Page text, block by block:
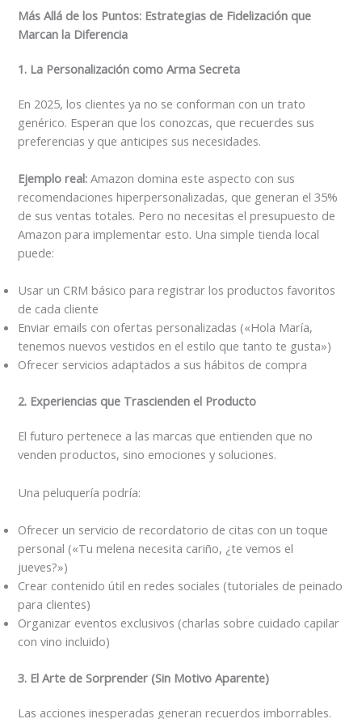
Más Allá de los Puntos: Estrategias de Fidelización que
Marcan la Diferencia
1. La Personalización como Arma Secreta
En 2025, los clientes ya no se conforman con un trato
genérico. Esperan que los conozcas, que recuerdes sus
preferencias y que anticipes sus necesidades.
Ejemplo real: Amazon domina este aspecto con sus
recomendaciones hiperpersonalizadas, que generan el 35%
de sus ventas totales. Pero no necesitas el presupuesto de
Amazon para implementar esto. Una simple tienda local
puede:
Usar un CRM básico para registrar los productos favoritos
de cada cliente
Enviar emails con ofertas personalizadas («Hola María,
tenemos nuevos vestidos en el estilo que tanto te gusta»)
Ofrecer servicios adaptados a sus hábitos de compra
2. Experiencias que Trascienden el Producto
El futuro pertenece a las marcas que entienden que no
venden productos, sino emociones y soluciones.
Una peluquería podría:
Ofrecer un servicio de recordatorio de citas con un toque
personal («Tu melena necesita cariño, ¿te vemos el
jueves?»)
Crear contenido útil en redes sociales (tutoriales de peinado
para clientes)
Organizar eventos exclusivos (charlas sobre cuidado capilar
con vino incluido)
3. El Arte de Sorprender (Sin Motivo Aparente)
Las acciones inesperadas generan recuerdos imborrables.